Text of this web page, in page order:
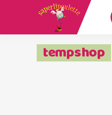
tempshop